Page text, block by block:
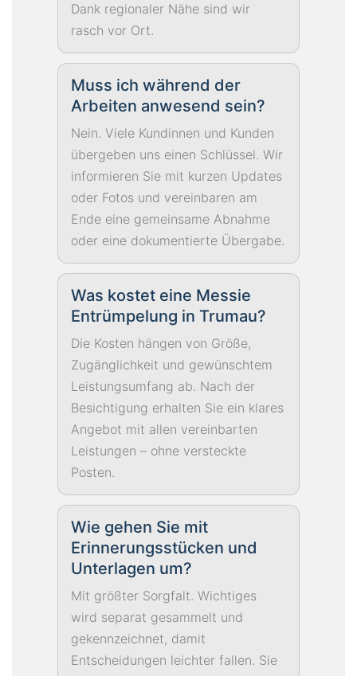
Dank regionaler Nähe sind wir
rasch vor Ort.
Muss ich während der
Arbeiten anwesend sein?
Nein. Viele Kundinnen und Kunden
übergeben uns einen Schlüssel. Wir
informieren Sie mit kurzen Updates
oder Fotos und vereinbaren am
Ende eine gemeinsame Abnahme
oder eine dokumentierte Übergabe.
Was kostet eine Messie
Entrümpelung in Trumau?
Die Kosten hängen von Größe,
Zugänglichkeit und gewünschtem
Leistungsumfang ab. Nach der
Besichtigung erhalten Sie ein klares
Angebot mit allen vereinbarten
Leistungen – ohne versteckte
Posten.
Wie gehen Sie mit
Erinnerungsstücken und
Unterlagen um?
Mit größter Sorgfalt. Wichtiges
wird separat gesammelt und
gekennzeichnet, damit
Entscheidungen leichter fallen. Sie